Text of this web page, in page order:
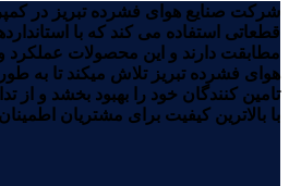
شرکت صنایع هوای فشرده تبریز در
قطعاتی استفاده می کند که با
مطابقت دارند و این محصولات عملکرد و
هوای فشرده تبریز تلاش میکند تا به
تامین کنندگان خود را بهبود بخشد و از
با بالاترین کیفیت برای مشتریان